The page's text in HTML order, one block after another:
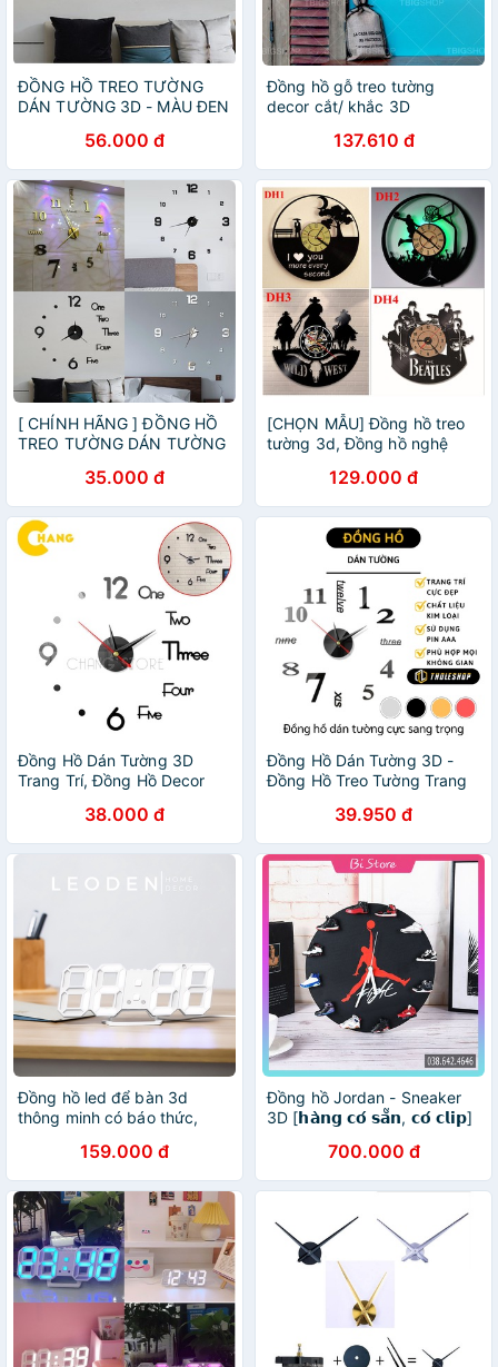
ĐỒNG HỒ TREO TƯỜNG
DÁN TƯỜNG 3D - MÀU ĐEN
56.000 đ
Đồng hồ gỗ treo tường
decor cắt/ khắc 3D
137.610 đ
[ CHÍNH HÃNG ] ĐỒNG HỒ
TREO TƯỜNG DÁN TƯỜNG
35.000 đ
[CHỌN MẪU] Đồng hồ treo
tường 3d, Đồng hồ nghệ
129.000 đ
Đồng Hồ Dán Tường 3D
Trang Trí, Đồng Hồ Decor
38.000 đ
Đồng Hồ Dán Tường 3D -
Đồng Hồ Treo Tường Trang
Đáo 697139.950 đ
Đồng hồ led để bàn 3d
thông minh có báo thức,
159.000 đ
Đồng hồ Jordan - Sneaker
3D [𝗵𝗮̀𝗻𝗴 𝗰𝗼́ 𝘀𝗮̆̃𝗻, 𝗰𝗼́ 𝗰𝗹𝗶𝗽]
700.000 đ